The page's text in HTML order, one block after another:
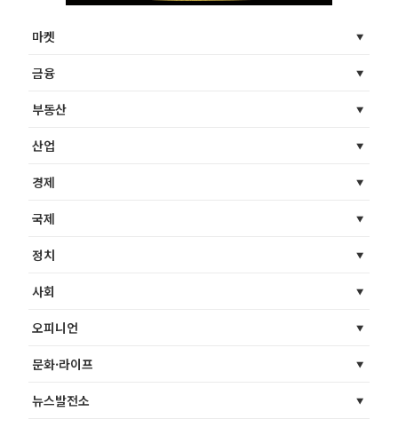
마켓
금융
부동산
산업
경제
국제
정치
사회
오피니언
문화·라이프
뉴스발전소